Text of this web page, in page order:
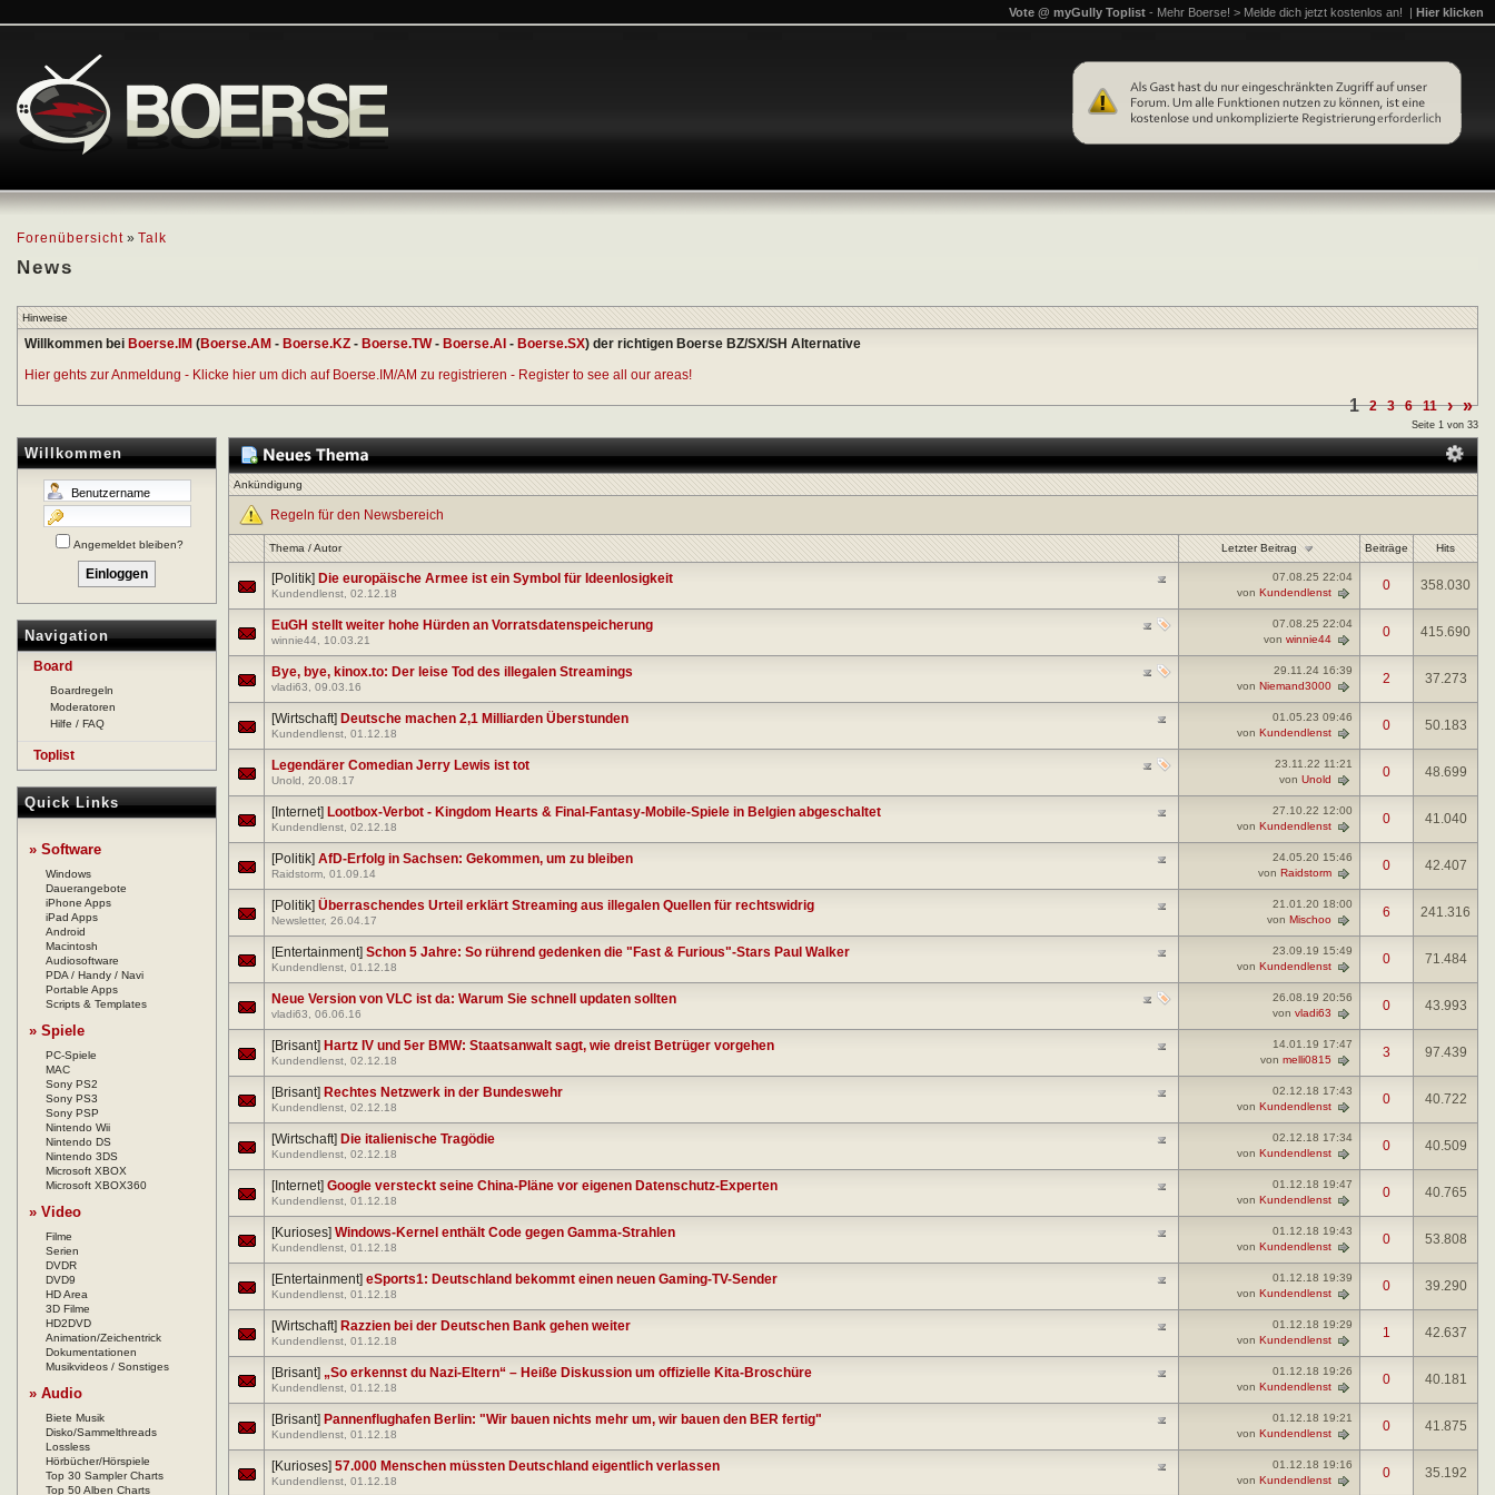
Forenübersicht » Talk
News
Vote @ myGully Toplist - Mehr Boerse! > Melde dich jetzt kostenlos an! | Hier klicken
Hinweise
Willkommen bei Boerse.IM (Boerse.AM - Boerse.KZ - Boerse.TW- Boerse.AI - Boerse.SX) der richtigen Boerse BZ/SX/SH Alternative
Hier gehts zur Anmeldung - Klicke hier um dich auf Boerse.IM/AM zu registrieren - Register to see all our areas!
Willkommen
Angemeldet bleiben?
Navigation
Board
Boardregeln
Moderatoren
Hilfe / FAQ
Toplist
Quick Links
» Software
Windows
Dauerangebote
iPhone Apps
iPad Apps
Android
Macintosh
Audiosoftware
PDA / Handy / Navi
Portable Apps
Scripts & Templates
» Spiele
PC-Spiele
MAC
Sony PS2
Sony PS3
Sony PSP
Nintendo Wii
Nintendo DS
Nintendo 3DS
Microsoft XBOX
Microsoft XBOX360
» Video
Filme
Serien
DVDR
DVD9
HD Area
3D Filme
HD2DVD
Animation/Zeichentrick
Dokumentationen
Musikvideos / Sonstiges
» Audio
Biete Musik
Disko/Sammelthreads
Lossless
Hörbücher/Hörspiele
Top 30 Sampler Charts
Top 50 Alben Charts
1 2 3 6 11 › »
Seite 1 von 33
Ankündigung
Regeln für den Newsbereich
Thema/Autor Letzter Beitrag Beiträge Hits
[Politik] Die europäische Armee ist ein Symbol für Ideenlosigkeit
Kundendlenst, 02.12.18
07.08.25 22:04
von Kundendlenst 0 358.030
EuGH stellt weiter hohe Hürden an Vorratsdatenspeicherung
winnie44, 10.03.21
07.08.25 22:04
von winnie44 0 415.690
Bye, bye, kinox.to: Der leise Tod des illegalen Streamings
vladi63, 09.03.16
29.11.24 16:39
von Niemand3000 2 37.273
[Wirtschaft] Deutsche machen 2,1 Milliarden Überstunden
Kundendlenst, 01.12.18
01.05.23 09:46
von Kundendlenst 0 50.183
Legendärer Comedian Jerry Lewis ist tot
Unold , 20.08.17
23.11.22 11:21
von Unold 0 48.699
[Internet] Lootbox-Verbot - Kingdom Hearts & Final-Fantasy-Mobile-Spiele in Belgien abgeschaltet
Kundendlenst, 02.12.18
27.10.22 12:00
von Kundendlenst 0 41.040
[Politik] AfD-Erfolg in Sachsen: Gekommen, um zu bleiben
Raidstorm, 01.09.14
24.05.20 15:46
von Raidstorm 0 42.407
[Politik] Überraschendes Urteil erklärt Streaming aus illegalen Quellen für rechtswidrig
Newsletter, 26.04.17
21.01.20 18:00
von Mischoo 6 241.316
[Entertainment] Schon 5 Jahre: So rührend gedenken die "Fast & Furious"-Stars Paul Walker
Kundendlenst, 01.12.18
23.09.19 15:49
von Kundendlenst 0 71.484
Neue Version von VLC ist da: Warum Sie schnell updaten sollten
vladi63, 06.06.16
26.08.19 20:56
von vladi63 0 43.993
[Brisant] Hartz IV und 5er BMW: Staatsanwalt sagt, wie dreist Betrüger vorgehen
Kundendlenst, 02.12.18
14.01.19 17:47
von melli0815 3 97.439
[Brisant] Rechtes Netzwerk in der Bundeswehr
Kundendlenst, 02.12.18
02.12.18 17:43
von Kundendlenst 0 40.722
[Wirtschaft] Die italienische Tragödie
Kundendlenst, 02.12.18
02.12.18 17:34
von Kundendlenst 0 40.509
[Internet] Google versteckt seine China-Pläne vor eigenen Datenschutz-Experten
Kundendlenst, 01.12.18
01.12.18 19:47
von Kundendlenst 0 40.765
[Kurioses] Windows-Kernel enthält Code gegen Gamma-Strahlen
Kundendlenst, 01.12.18
01.12.18 19:43
von Kundendlenst 0 53.808
[Entertainment] eSports1: Deutschland bekommt einen neuen Gaming-TV-Sender
Kundendlenst, 01.12.18
01.12.18 19:39
von Kundendlenst 0 39.290
[Wirtschaft] Razzien bei der Deutschen Bank gehen weiter
Kundendlenst, 01.12.18
01.12.18 19:29
von Kundendlenst 1 42.637
[Brisant] „So erkennst du Nazi-Eltern“ – Heiße Diskussion um offizielle Kita-Broschüre
Kundendlenst, 01.12.18
01.12.18 19:26
von Kundendlenst 0 40.181
[Brisant] Pannenflughafen Berlin: "Wir bauen nichts mehr um, wir bauen den BER fertig"
Kundendlenst, 01.12.18
01.12.18 19:21
von Kundendlenst 0 41.875
[Kurioses] 57.000 Menschen müssten Deutschland eigentlich verlassen
Kundendlenst, 01.12.18
01.12.18 19:16
von Kundendlenst 0 35.192